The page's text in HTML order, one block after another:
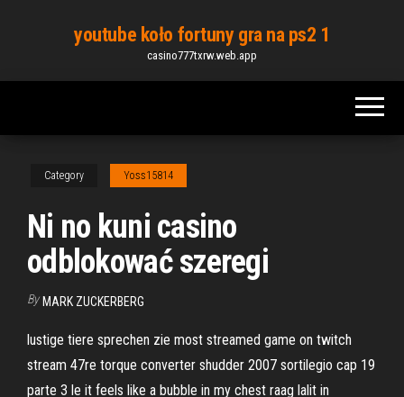
content
youtube koło fortuny gra na ps2 1
casino777txrw.web.app
Category Yoss15814
Ni no kuni casino
odblokować szeregi
By MARK ZUCKERBERG
lustige tiere sprechen zie most streamed game on twitch
stream 47re torque converter shudder 2007 sortilegio cap 19
parte 3 le it feels like a bubble in my chest raag lalit in